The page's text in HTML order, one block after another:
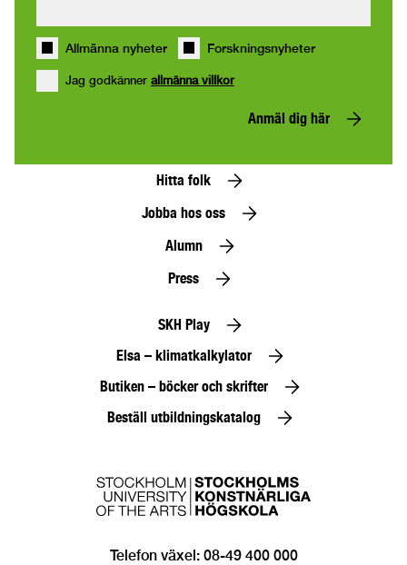
Allmänna nyheter Forskningsnyheter
Jag godkänner allmänna villkor
Anmäl dig här
Hitta folk
Jobba hos oss
Alumn
Press
SKH Play
Elsa – klimatkalkylator
Butiken – böcker och skrifter
Beställ utbildningskatalog
Telefon växel: 08-49 400 000